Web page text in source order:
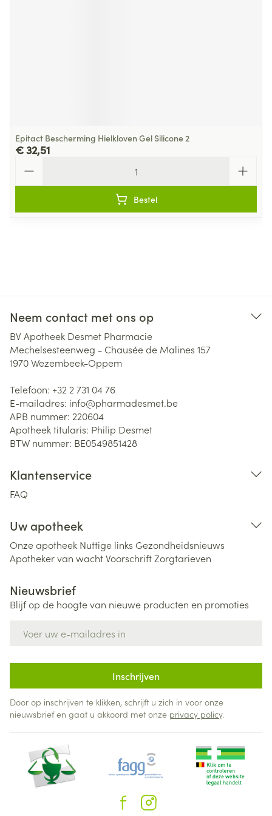
Epitact Bescherming Hielkloven Gel Silicone 2
€ 32,51
Bestel
Neem contact met ons op
BV Apotheek Desmet Pharmacie
Mechelsesteenweg - Chausée de Malines 157
1970Wezembeek-Oppem
Telefoon: +32 2 731 04 76
E-mailadres: info@pharmadesmet.be
APB nummer: 220604
Apotheek titularis: Philip Desmet
BTW nummer: BE0549851428
Klantenservice
FAQ
Uw apotheek
Onze apotheek Nuttige links Gezondheidsnieuws
Apotheker van wachtVoorschriftZorgtarieven
Nieuwsbrief
Blijf op de hoogte van nieuwe producten en promoties
Inschrijven
Door op inschrijven te klikken, schrijft u zich in voor onze
nieuwsbrief en gaat u akkoord met onze privacy policy.